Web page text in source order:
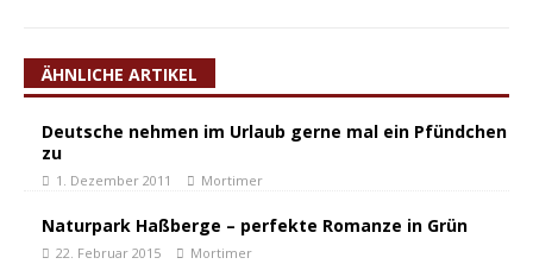
ÄHNLICHE ARTIKEL
Deutsche nehmen im Urlaub gerne mal ein Pfündchen
zu
1. Dezember 2011 Mortimer
Naturpark Haßberge – perfekte Romanze in Grün
22. Februar 2015 Mortimer